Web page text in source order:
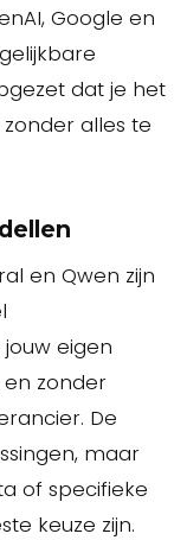
Google en
dat je het
alles te
en Qwen zijn
eigen
zonder
De
maar
of specifieke
keuze zijn.